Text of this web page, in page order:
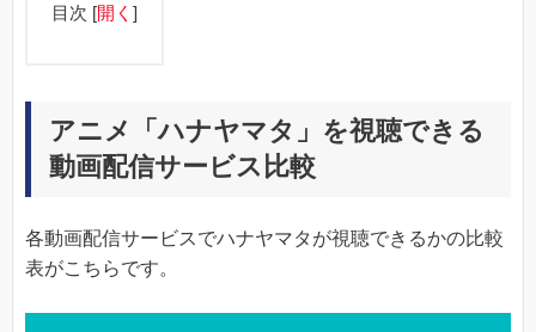
目次 [開く ]
アニメ「ハナヤマタ」を視聴できる
動画配信サービス比較
各動画配信サービスでハナヤマタが視聴できるかの比較
表がこちらです。